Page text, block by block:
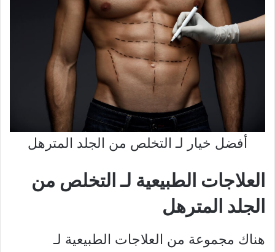
أفضل خيار لـ التخلص من الجلد المترهل
العلاجات الطبيعية لـ التخلص من
الجلد المترهل
هناك مجموعة من العلاجات الطبيعية لـ